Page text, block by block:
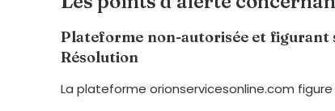
Plateforme non-autorisée et figurant
Résolution
La plateforme orionservicesonline.com figure